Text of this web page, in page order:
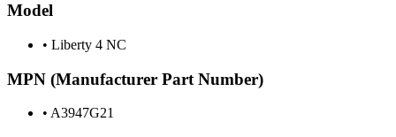
Model
• Liberty 4 NC
MPN (Manufacturer Part Number)
• A3947G21